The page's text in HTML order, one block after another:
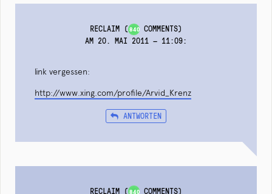
RECLAIM (840 COMMENTS)
AM 20. MAI 2011 — 11:09:
link vergessen:
http://www.xing.com/profile/Arvid_Krenz
ANTWORTEN
RECLAIM (840 COMMENTS)